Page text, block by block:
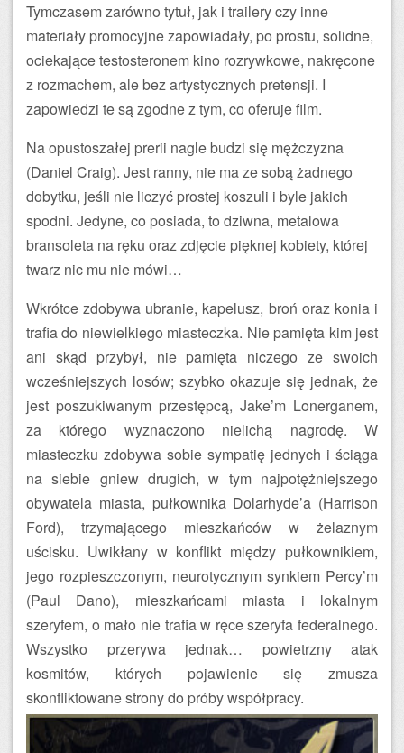
Tymczasem zarówno tytuł, jak i trailery czy inne
materiały promocyjne zapowiadały, po prostu, solidne,
ociekające testosteronem kino rozrywkowe, nakręcone
z rozmachem, ale bez artystycznych pretensji. I
zapowiedzi te są zgodne z tym, co oferuje film.
Na opustoszałej prerii nagle budzi się mężczyzna
(Daniel Craig). Jest ranny, nie ma ze sobą żadnego
dobytku, jeśli nie liczyć prostej koszuli i byle jakich
spodni. Jedyne, co posiada, to dziwna, metalowa
bransoleta na ręku oraz zdjęcie pięknej kobiety, której
twarz nic mu nie mówi…
Wkrótce zdobywa ubranie, kapelusz, broń oraz konia i
trafia do niewielkiego miasteczka. Nie pamięta kim jest
ani skąd przybył, nie pamięta niczego ze swoich
wcześniejszych losów; szybko okazuje się jednak, że
jest poszukiwanym przestępcą, Jake’m Lonerganem,
za którego wyznaczono nielichą nagrodę. W
miasteczku zdobywa sobie sympatię jednych i ściąga
na siebie gniew drugich, w tym najpotężniejszego
obywatela miasta, pułkownika Dolarhyde’a (Harrison
Ford), trzymającego mieszkańców w żelaznym
uścisku. Uwikłany w konflikt między pułkownikiem,
jego rozpieszczonym, neurotycznym synkiem Percy’m
(Paul Dano), mieszkańcami miasta i lokalnym
szeryfem, o mało nie trafia w ręce szeryfa federalnego.
Wszystko przerywa jednak… powietrzny atak
kosmitów, których pojawienie się zmusza
skonfliktowane strony do próby współpracy.